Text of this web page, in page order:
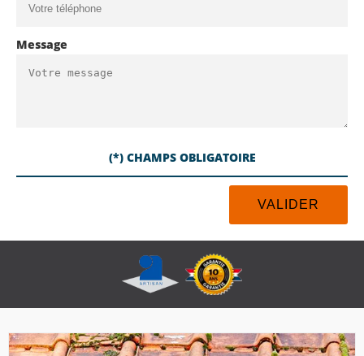
Message
(*) CHAMPS OBLIGATOIRE